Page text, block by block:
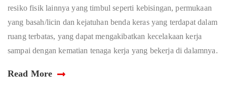
resiko fisik lainnya yang timbul seperti kebisingan, permukaan
yang basah/licin dan kejatuhan benda keras yang terdapat dalam
ruang terbatas, yang dapat mengakibatkan kecelakaan kerja
sampai dengan kematian tenaga kerja yang bekerja di dalamnya.
Read More